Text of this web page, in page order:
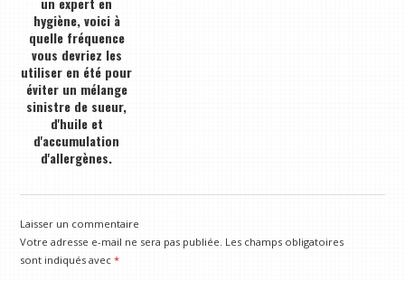
hygiène, voici à
quelle fréquence
vous devriez les
utiliser en été pour
éviter un mélange
sinistre de sueur,
d'huile et
d'accumulation
d'allergènes.
Laisser un commentaire
Votre adresse e-mail ne sera pas publiée. Les champs obligatoires
sont indiqués avec*